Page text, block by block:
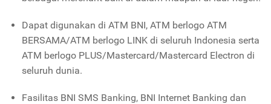
Dapat digunakan di ATM BNI, ATM berlogo ATM
BERSAMA/ATM berlogo LINK di seluruh Indonesia serta
ATM berlogo PLUS/Mastercard/Mastercard Electron di
seluruh dunia.
Fasilitas BNI SMS Banking, BNI Internet Banking dan